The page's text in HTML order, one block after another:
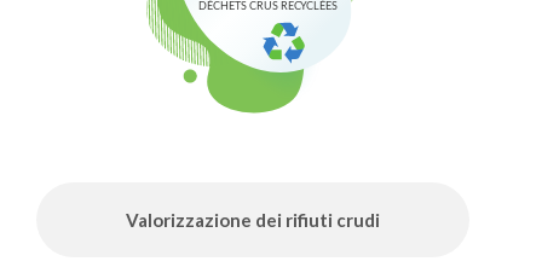
Valorizzazione dei rifiuti crudi